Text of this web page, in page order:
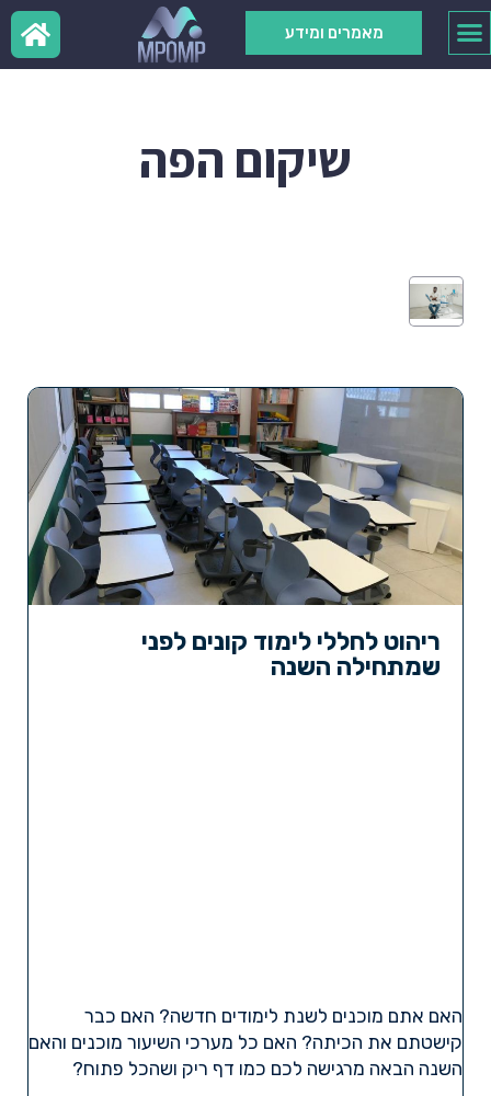
מאמרים ומידע
שיקום הפה
ריהוט לחללי לימוד קונים לפני
שמתחילה השנה
האם אתם מוכנים לשנת לימודים חדשה? האם כבר
קישטתם את הכיתה? האם כל מערכי השיעור מוכנים והאם
השנה הבאה מרגישה לכם כמו דף ריק ושהכל פתוח?